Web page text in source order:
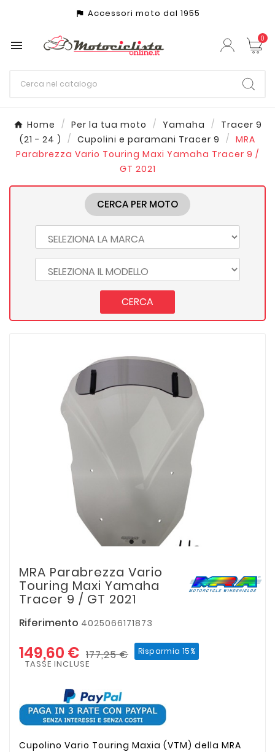
assistant_photo Accessori moto dal 1955
 0
Home Per la tua moto Yamaha
Tracer 9
(21 - 24 )
Cupolini e paramani Tracer 9
MRA
Parabrezza Vario Touring Maxi Yamaha Tracer 9 /
GT 2021
CERCA PER MOTO
CERCA
MRA Parabrezza Vario
Touring Maxi Yamaha
Tracer 9 / GT 2021
Riferimento 4025066171873
149,60 € 177,25 € Risparmia 15%
TASSE INCLUSE
Cupolino Vario Touring Maxia (VTM) della MRA